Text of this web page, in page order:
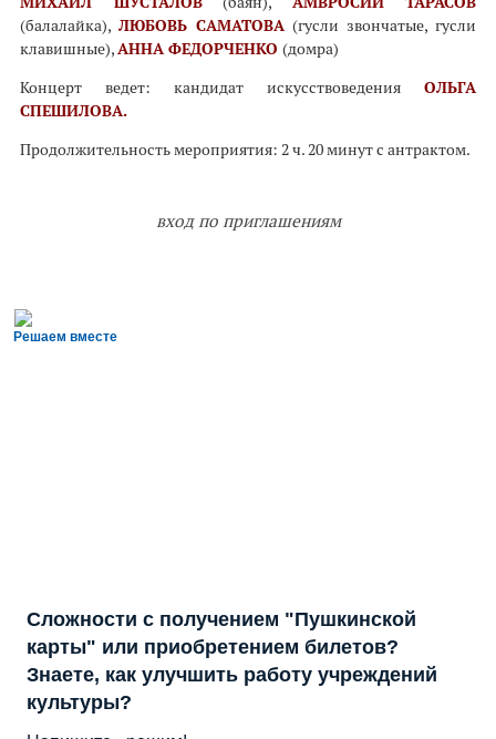
(балалайка), ЛЮБОВЬ САМАТОВА(гусли звончатые, гусли
клавишные),АННА ФЕДОРЧЕНКО (домра)
Концерт ведет: кандидат искусствоведения ОЛЬГА
СПЕШИЛОВА.
Продолжительность мероприятия: 2 ч. 20 минут с антрактом.
вход по приглашениям
Решаем вместе
Сложности с получением "Пушкинской
карты" или приобретением билетов?
Знаете, как улучшить работу учреждений
культуры?